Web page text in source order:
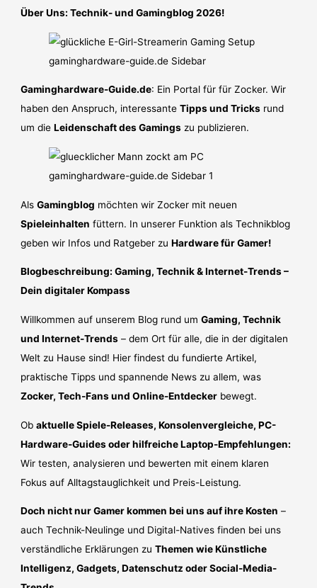
Über Uns: Technik- und Gamingblog 2026!
Gaminghardware-Guide.de: Ein Portal für für Zocker. Wir
haben den Anspruch, interessanteTipps und Tricks rund
um dieLeidenschaft des Gamings zu publizieren.
AlsGamingblog möchten wir Zocker mit neuen
Spieleinhalten füttern. In unserer Funktion als Technikblog
geben wir Infos und Ratgeber zuHardware für Gamer!
Blogbeschreibung: Gaming, Technik & Internet-Trends –
Dein digitaler Kompass
Willkommen auf unserem Blog rund umGaming, Technik
und Internet-Trends – dem Ort für alle, die in der digitalen
Welt zu Hause sind! Hier findest du fundierte Artikel,
praktische Tipps und spannende News zu allem, was
Zocker, Tech-Fans und Online-Entdecker bewegt.
Obaktuelle Spiele-Releases, Konsolenvergleiche, PC-
Hardware-Guides oder hilfreiche Laptop-Empfehlungen:
Wir testen, analysieren und bewerten mit einem klaren
Fokus auf Alltagstauglichkeit und Preis-Leistung.
Doch nicht nur Gamer kommen bei uns auf ihre Kosten –
auch Technik-Neulinge und Digital-Natives finden bei uns
verständliche Erklärungen zuThemen wie Künstliche
Intelligenz, Gadgets, Datenschutz oder Social-Media-